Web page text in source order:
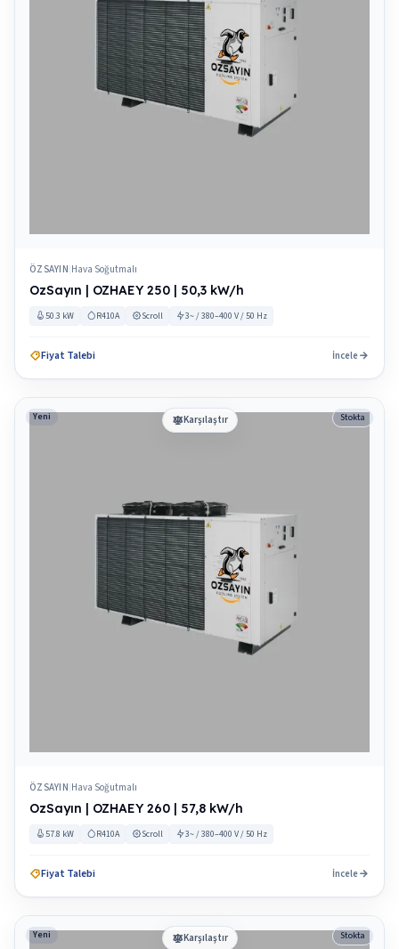
ÖZSAYIN|Hava Soğutmalı
OzSayın | OZHAEY 250 | 50,3 kW/h
50.3 kW R410A Scroll 3~ / 380–400 V / 50 Hz
Fiyat Talebi İncele
Karşılaştır
Yeni Stokta
ÖZSAYIN|Hava Soğutmalı
OzSayın | OZHAEY 260 | 57,8 kW/h
57.8 kW R410A Scroll 3~ / 380–400 V / 50 Hz
Fiyat Talebi İncele
Karşılaştır
Yeni Stokta